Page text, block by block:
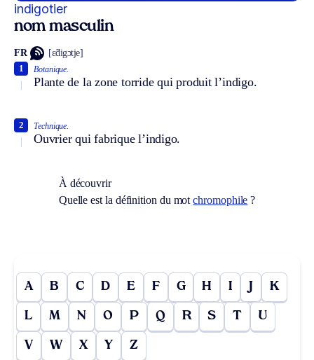
indigotier
nom masculin
FR [ɛ̃digɔtje]
Botanique.
Plante de la zone torride qui produit l’indigo.
1
Technique.
Ouvrier qui fabrique l’indigo.
2
À découvrir
Quelle est la définition du motchromophile ?
A B C D E F G H I J K
L M N O P Q R S T U
V W X Y Z